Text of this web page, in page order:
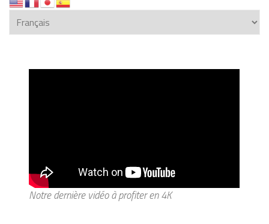
Notre dernière vidéo à profiter en 4K